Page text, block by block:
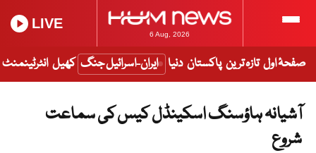
6 Aug, 2026
LIVE
صفحۂ اول تازہ ترین پاکستان دنیا ایران-اسرائیل جنگ کھیل انٹرٹینمنٹ
آشیانہ ہاؤسنگ اسکینڈل کیس کی سماعت
شروع